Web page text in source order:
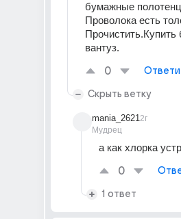
бумажные
Проволока есть
вантуз.
0
Скрыть ветку
mania_2621
Мудрец
2г
а как хлорка
0
1 ответ